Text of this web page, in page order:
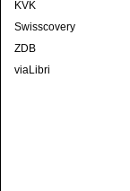
KVK
Swisscovery
ZDB
viaLibri